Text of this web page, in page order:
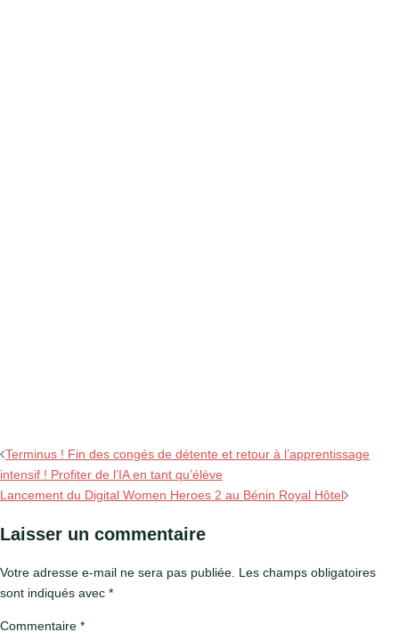
Navigation
d’article
Terminus ! Fin des congés de détente et retour à l’apprentissage
intensif ! Profiter de l’IA en tant qu’élève
Lancement du Digital Women Heroes 2 au Bénin Royal Hôtel
Laisser un commentaire
Votre adresse e-mail ne sera pas publiée. Les champs obligatoires
sont indiqués avec *
Commentaire *